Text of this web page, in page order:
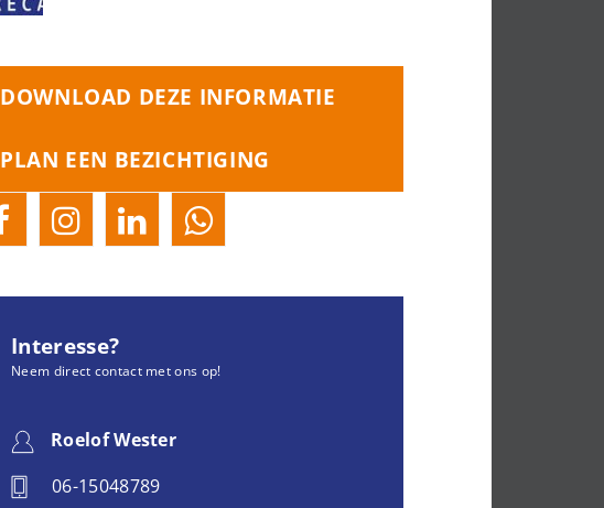
DOWNLOAD DEZE INFORMATIE
PLAN EEN BEZICHTIGING
Interesse?
Neem direct contact met ons op!
Roelof Wester
06-15048789